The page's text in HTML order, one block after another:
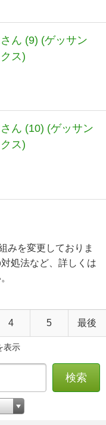
ん (9) (ゲッサン
ス)
ん (10) (ゲッサン
ス)
みを変更しておりま
処法など、詳しくは
4 5 最後
表示
検索